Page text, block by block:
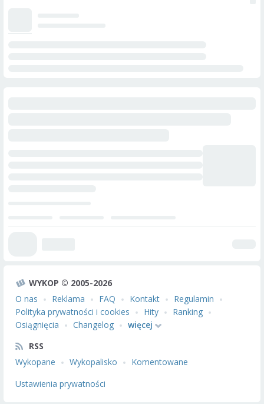
WYKOP © 2005-2026
O nas
Reklama FAQ Kontakt
Regulamin
Polityka prywatności i cookies
Hity
Ranking
Osiągnięcia
Changelog
więcej
RSS
Wykopane
Wykopalisko
Komentowane
Ustawienia prywatności